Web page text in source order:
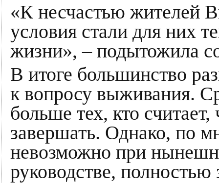
«К несчастью жителей
условия стали для них
жизни», – подытожила
В итоге большинство
к вопросу выживания.
больше тех, кто
завершать. Однако, по
невозможно при
руководстве,